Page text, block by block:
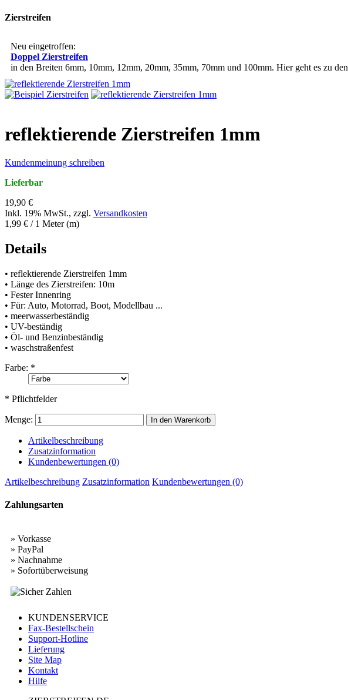
Zierstreifen
Neu eingetroffen:
Doppel Zierstreifen
in den Breiten 6mm, 10mm, 12mm, 20mm, 35mm, 70mm und 100mm. Hier geht es zu den
reflektierende Zierstreifen 1mm
Kundenmeinung schreiben
Lieferbar
19,90 €
Inkl. 19% MwSt., zzgl. Versandkosten
1,99 € / 1 Meter (m)
Details
• reflektierende Zierstreifen 1mm
• Länge des Zierstreifen: 10m
• Fester Innenring
• Für: Auto, Motorrad, Boot, Modellbau ...
• meerwasserbeständig
• UV-beständig
• Öl- und Benzinbeständig
• waschstraßenfest
Farbe: *
* Pflichtfelder
Menge: In den Warenkorb
Artikelbeschreibung
Zusatzinformation
Kundenbewertungen (0)
Artikelbeschreibung Zusatzinformation Kundenbewertungen (0)
Zahlungsarten
» Vorkasse
» PayPal
» Nachnahme
» Sofortüberweisung
KUNDENSERVICE
Fax-Bestellschein
Support-Hotline
Lieferung
Site Map
Kontakt
Hilfe